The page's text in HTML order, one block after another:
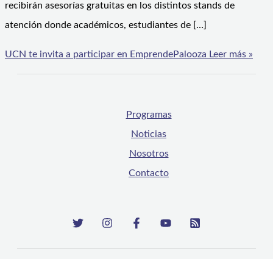
recibirán asesorías gratuitas en los distintos stands de
atención donde académicos, estudiantes de […]
UCN te invita a participar en EmprendePalooza Leer más »
Programas
Noticias
Nosotros
Contacto